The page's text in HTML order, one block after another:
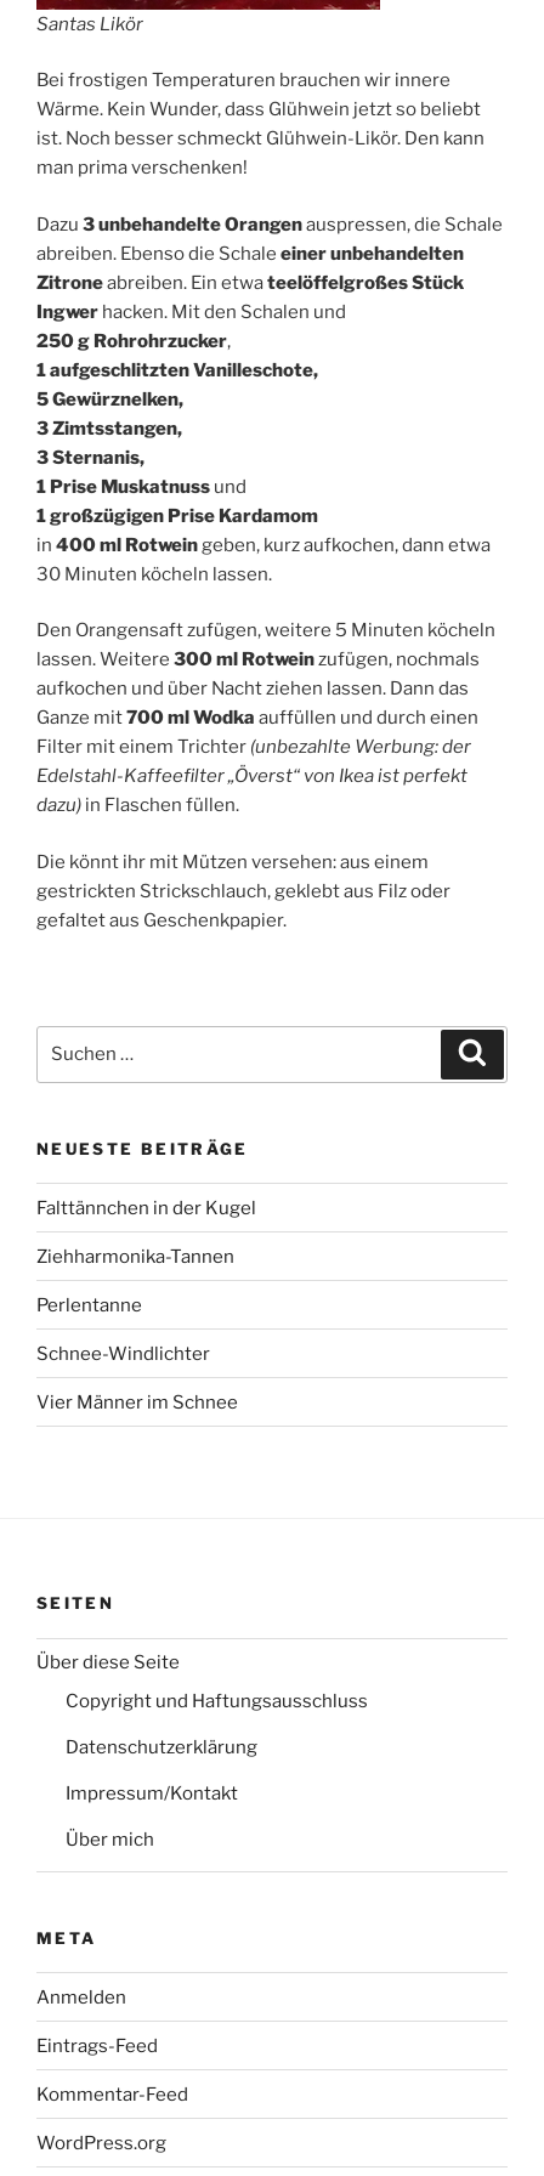
Santas Likör
Bei frostigen Temperaturen brauchen wir innere
Wärme. Kein Wunder, dass Glühwein jetzt so beliebt
ist. Noch besser schmeckt Glühwein-Likör. Den kann
man prima verschenken!
Dazu 3 unbehandelte Orangenauspressen, die Schale
abreiben. Ebenso die Schale einer unbehandelten
Zitroneabreiben. Ein etwateelöffelgroßes Stück
Ingwer hacken. Mit den Schalen und
250 g Rohrohrzucker,
1 aufgeschlitzten Vanilleschote,
5 Gewürznelken,
3 Zimtsstangen,
3 Sternanis,
1 Prise Muskatnuss und
1 großzügigen Prise Kardamom
in 400 ml Rotweingeben, kurz aufkochen, dann etwa
30 Minuten köcheln lassen.
Den Orangensaft zufügen, weitere 5 Minuten köcheln
lassen. Weitere 300 ml Rotweinzufügen, nochmals
aufkochen und über Nacht ziehen lassen. Dann das
Ganze mit700 ml Wodka auffüllen und durch einen
Filter mit einem Trichter (unbezahlte Werbung: der
Edelstahl-Kaffeefilter „Överst“ von Ikea ist perfekt
dazu) in Flaschen füllen.
Die könnt ihr mit Mützen versehen: aus einem
gestrickten Strickschlauch, geklebt aus Filz oder
gefaltet aus Geschenkpapier.
nach:
NEUESTE BEITRÄGE
Falttännchen in der Kugel
Ziehharmonika-Tannen
Perlentanne
Schnee-Windlichter
Vier Männer im Schnee
SEITEN
Über diese Seite
Copyright und Haftungsausschluss
Datenschutzerklärung
Impressum/Kontakt
Über mich
META
Anmelden
Eintrags-Feed
Kommentar-Feed
WordPress.org